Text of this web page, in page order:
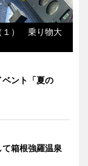
１） 乗り物大
ント「夏の
箱根強羅温泉